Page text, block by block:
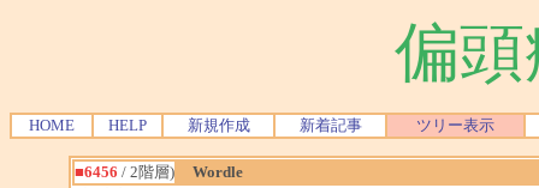
偏
HOME HELP 新規作成 新着記事 ツリー表示
■6456 / 2階層)
Wordle